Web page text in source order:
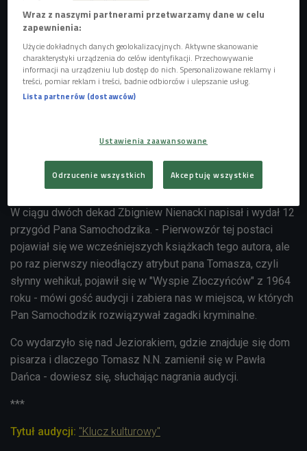
W serialu "Pan Samochodzik i Templariusze" w rolę pana Tomasza wcielił się
Stanisław Mikulski. Przez wiele lat film był żelaznym punktem wakacyjnego
W ciągu dwóch dekad Zbigniew Nienacki napisał i wydał 12
przygód Pana Samochodzika. - Pierwowzór tej postaci
pojawiał się we wcześniejszych książkach tego autora, ale
po raz pierwszy nieodłączy atrybut pana Tomasza, czyli
słynny wehikuł, pojawił się w "Wyspie Złoczyńców" z 1964
roku - mówi gość audycji i zabiera nas w miejsca, w których
Pan Samochodzik rozwiązywał zagadki kryminalne.
Co wydarzyło się nad Jeziorakiem, gdzie znajduje się dom
pisarza i dlaczego Tomasz N.N. zamienił się w Pawła
Dańca - dowiesz się, słuchając nagrania audycji.
***
Tytuł audycji: "Klucz kulturowy"
Wraz z naszymi partnerami przetwarzamy dane w celu
zapewnienia:
Użycie dokładnych danych geolokalizacyjnych. Aktywne skanowanie
charakterystyki urządzenia do celów identyfikacji. Przechowywanie
informacji na urządzeniu lub dostęp do nich. Spersonalizowane reklamy i
treści, pomiar reklam i treści, badnie odbiorców i ulepszanie usług.
Lista partnerów (dostawców)
Ustawienia zaawansowane
Odrzucenie wszystkich Akceptuję wszystkie